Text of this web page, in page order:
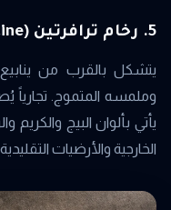
5. رخام ترافرتين (Travertine)
يتشكل بالقرب من ينابيع
وملمسه المتموج. تجارياً
يأتي بألوان البيج
الخارجية والأرضيات